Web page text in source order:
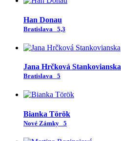
Han Donau
Bratislava 5,3
Jana Hrčková Stankovianska
Bratislava 5
Bianka Török
Nové Zámky 5